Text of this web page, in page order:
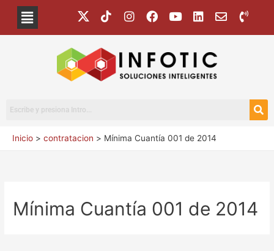
Inicio contratacion Mínima Cuantía 001 de 2014
Mínima Cuantía 001 de 2014